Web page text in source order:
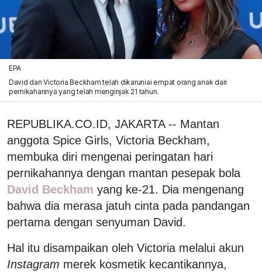
EPA
David dan Victoria Beckham telah dikaruniai empat orang anak dari
pernikahannya yang telah menginjak 21 tahun.
REPUBLIKA.CO.ID, JAKARTA -- Mantan
anggota Spice Girls, Victoria Beckham,
membuka diri mengenai peringatan hari
pernikahannya dengan mantan pesepak bola
David Beckham yang ke-21. Dia mengenang
bahwa dia merasa jatuh cinta pada pandangan
pertama dengan senyuman David.
Hal itu disampaikan oleh Victoria melalui akun
Instagram merek kosmetik kecantikannya,